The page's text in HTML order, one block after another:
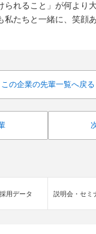
られること」が何より
私たちと一緒に、笑顔
この企業の先輩一覧へ戻る
採用データ 説明会・セミ